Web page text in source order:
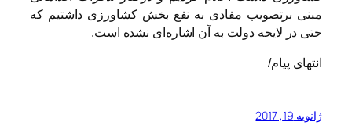
مبنی برتصویب مفادی به نفع بخش کشاورزی داشتیم که
حتی در لایحه دولت به آن اشاره‌ای نشده است.
انتهای پیام/
ژانویه 19, 2017